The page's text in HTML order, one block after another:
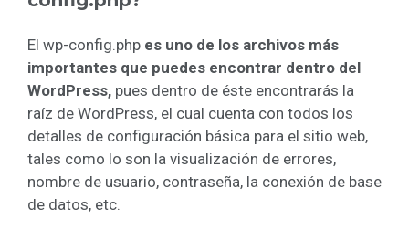
El wp-config.php es uno de los archivos más
importantes que puedes encontrar dentro del
WordPress, pues dentro de éste encontrarás la
raíz de WordPress, el cual cuenta con todos los
detalles de configuración básica para el sitio web,
tales como lo son la visualización de errores,
nombre de usuario, contraseña, la conexión de base
de datos, etc.